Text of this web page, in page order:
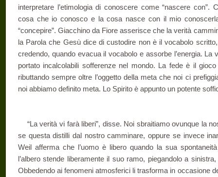
interpretare l’etimologia di conoscere come “nascere con”.
cosa che io conosco e la cosa nasce con il mio
“concepire”. Giacchino da Fiore asserisce che la verità
la Parola che Gesù dice di custodire non è il vocabolo
credendo, quando evacua il vocabolo e assorbe l’energia.
portato incalcolabili sofferenze nel mondo. La fede è il
ributtando sempre oltre l’oggetto della meta che noi ci
noi abbiamo definito meta. Lo Spirito è appunto un potente
“La verità vi farà liberi”, disse. Noi sbraitiamo ovunque la
se questa distilli dal nostro camminare, oppure se invece
Weil afferma che l’uomo è libero quando la sua
l’albero stende liberamente il suo ramo, piegandolo a
Obbedendo ai fenomeni atmosferici li trasforma in occasione